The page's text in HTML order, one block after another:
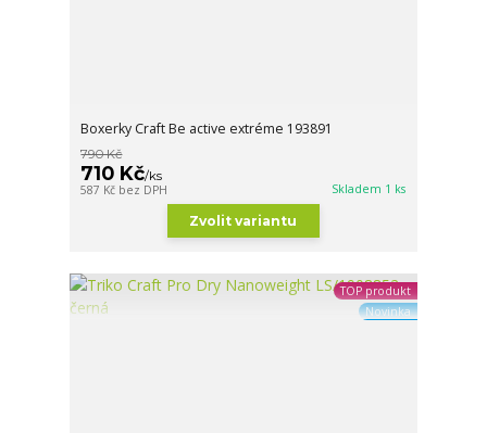
Boxerky Craft Be active extréme 193891
790 Kč
710 Kč/ks
587 Kč bez DPH Skladem 1 ks
Zvolit variantu
TOP produkt
Novinka